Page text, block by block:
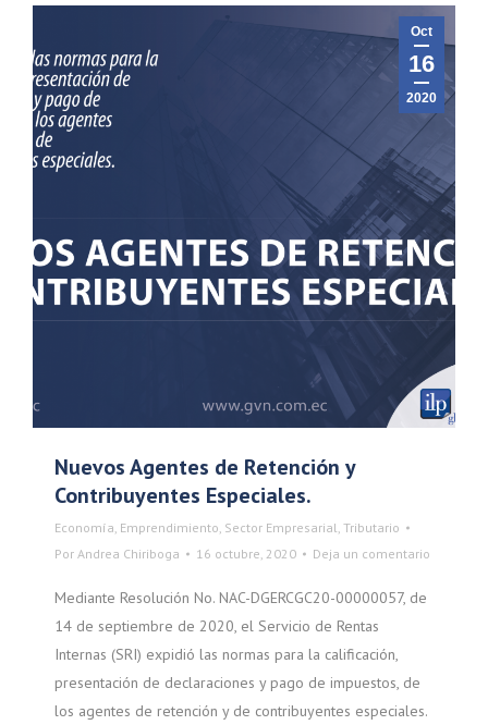
Oct
16
2020
Nuevos Agentes de Retención y
Contribuyentes Especiales.
Economía, Emprendimiento, Sector Empresarial, Tributario
Por Andrea Chiriboga 16 octubre, 2020 Deja un comentario
Mediante Resolución No. NAC-DGERCGC20-00000057, de
14 de septiembre de 2020, el Servicio de Rentas
Internas (SRI) expidió las normas para la calificación,
presentación de declaraciones y pago de impuestos, de
los agentes de retención y de contribuyentes especiales.